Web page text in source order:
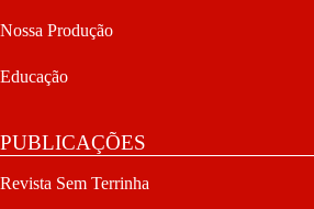
Nossa Produção
Educação
PUBLICAÇÕES
Revista Sem Terrinha